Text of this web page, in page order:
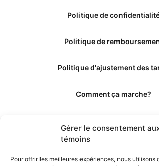
Gérer le consentement
témoins
Pour offrir les meilleures expériences, nous utilisons
Politique de
Politique de
Politique d'ajustement des
Comment ça marche?